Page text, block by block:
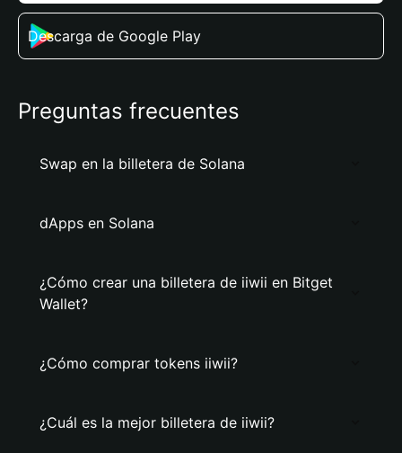
Descarga de Google Play
Preguntas frecuentes
Swap en la billetera de Solana
dApps en Solana
¿Cómo crear una billetera de iiwii en Bitget
Wallet?
¿Cómo comprar tokens iiwii?
¿Cuál es la mejor billetera de iiwii?